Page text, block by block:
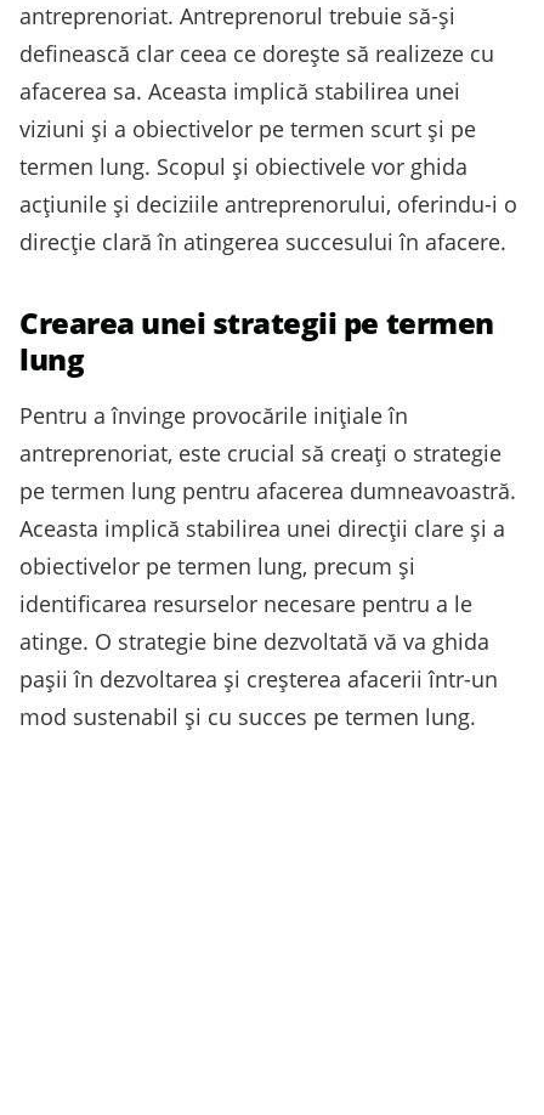
antreprenoriat. Antreprenorul trebuie să-și
definească clar ceea ce dorește să realizeze cu
afacerea sa. Aceasta implică stabilirea unei
viziuni și a obiectivelor pe termen scurt și pe
termen lung. Scopul și obiectivele vor ghida
acțiunile și deciziile antreprenorului, oferindu-i o
direcție clară în atingerea succesului în afacere.
Crearea unei strategii pe termen
lung
Pentru a învinge provocările inițiale în
antreprenoriat, este crucial să creați o strategie
pe termen lung pentru afacerea dumneavoastră.
Aceasta implică stabilirea unei direcții clare și a
obiectivelor pe termen lung, precum și
identificarea resurselor necesare pentru a le
atinge. O strategie bine dezvoltată vă va ghida
pașii în dezvoltarea și creșterea afacerii într-un
mod sustenabil și cu succes pe termen lung.